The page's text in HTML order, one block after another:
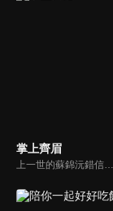
掌上齊眉